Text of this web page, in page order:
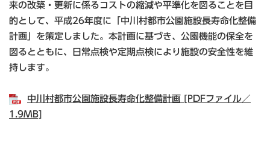
来の改築・更新に係るコストの縮減や平準化を図ることを目
的として、平成26年度に「中川村都市公園施設長寿命化整備
計画」を策定しました。本計画に基づき、公園機能の保全を
図るとともに、日常点検や定期点検により施設の安全性を維
持します。
中川村都市公園施設長寿命化整備計画 [PDFファイル／
1.9MB]